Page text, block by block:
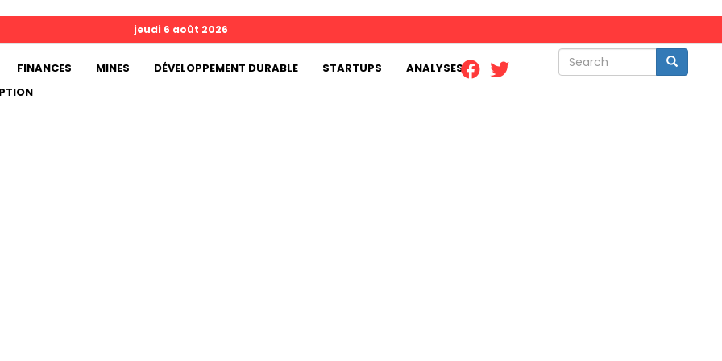
Search Search
jeudi 6 août 2026
FINANCES MINES DÉVELOPPEMENT DURABLE STARTUPS
ANALYSES